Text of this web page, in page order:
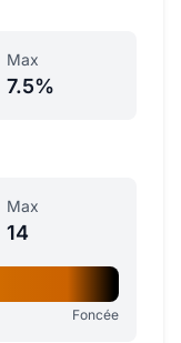
Max
7.5%
Max
14
Foncée